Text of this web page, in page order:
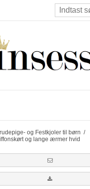
og Festkjoler til børn /
og lange ærmer hvid